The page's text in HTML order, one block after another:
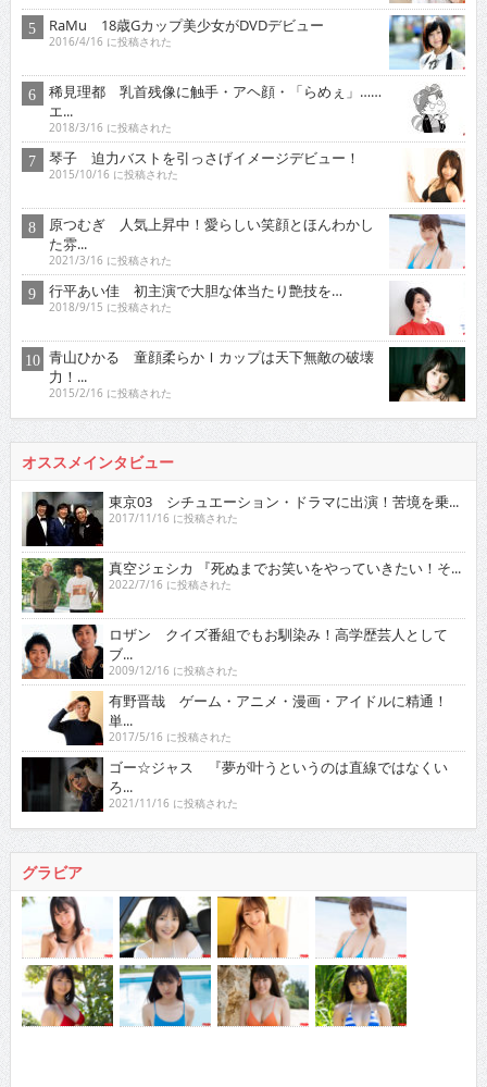
RaMu 18歳Gカップ美少女がDVDデビュー
2016/4/16 に投稿された
稀見理都 乳首残像に触手・アヘ顔・「らめぇ」……
エ...
2018/3/16 に投稿された
琴子 迫力バストを引っさげイメージデビュー！
2015/10/16 に投稿された
原つむぎ 人気上昇中！愛らしい笑顔とほんわかし
た雰...
2021/3/16 に投稿された
行平あい佳 初主演で大胆な体当たり艶技を…
2018/9/15 に投稿された
青山ひかる 童顔柔らかＩカップは天下無敵の破壊
力！...
2015/2/16 に投稿された
オススメインタビュー
東京03 シチュエーション・ドラマに出演！苦境を乗...
2017/11/16 に投稿された
真空ジェシカ 『死ぬまでお笑いをやっていきたい！そ...
2022/7/16 に投稿された
ロザン クイズ番組でもお馴染み！高学歴芸人として
ブ...
2009/12/16 に投稿された
有野晋哉 ゲーム・アニメ・漫画・アイドルに精通！
単...
2017/5/16 に投稿された
ゴー☆ジャス 『夢が叶うというのは直線ではなくい
ろ...
2021/11/16 に投稿された
グラビア